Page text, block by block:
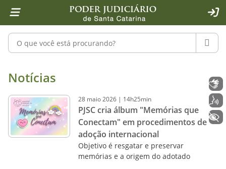
1 Ir para o conteúdo
2 Ir para a ferramenta de acessibilidade - Rybená
4 Ir para o menu principal
5 Ir para a pesquisa
6 Ir para o rodapé
7 Ir para a página inicial
Pesquisar no portal
Notícias - Imprensa - Poder
Notícias
28 maio2026 | 14h25min
PJSC cria álbum "Memórias que
Conectam" em procedimentos de
adoção internacional
Objetivo é resgatar e preservar
memórias e a origem do adotado
+ Acessibilidade